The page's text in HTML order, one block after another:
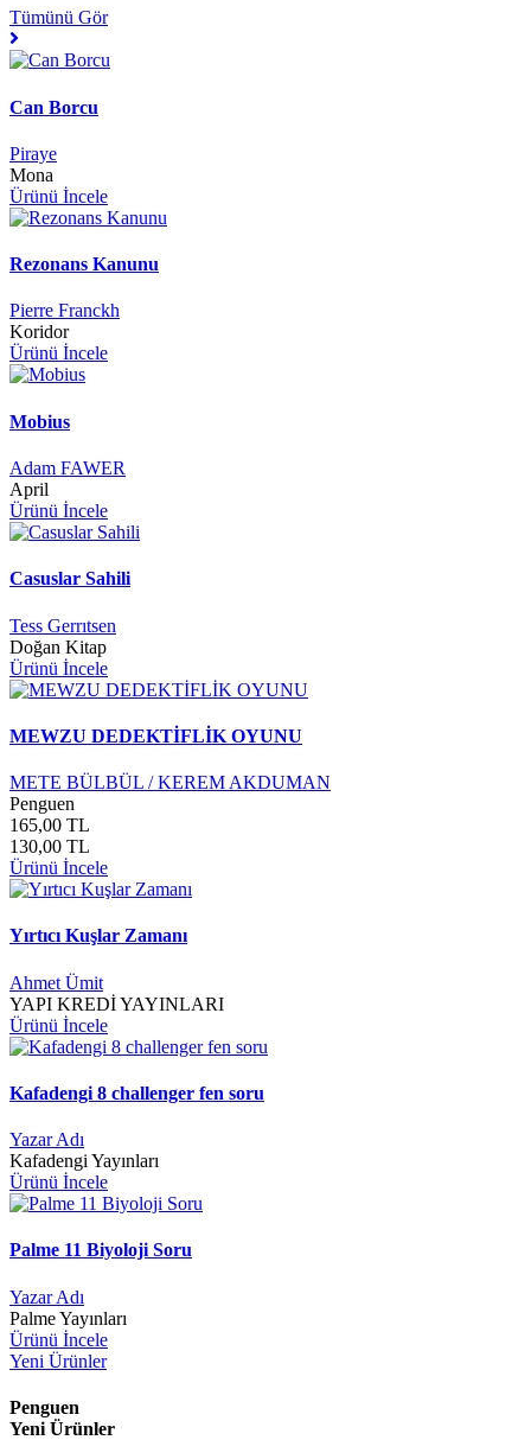
Tümünü Gör
Can Borcu
Piraye
Mona
Ürünü İncele
Rezonans Kanunu
Pierre Franckh
Koridor
Ürünü İncele
Mobius
Adam FAWER
April
Ürünü İncele
Casuslar Sahili
Tess Gerrıtsen
Doğan Kitap
Ürünü İncele
MEWZU DEDEKTİFLİK OYUNU
METE BÜLBÜL / KEREM AKDUMAN
Penguen
165,00 TL
130,00 TL
Ürünü İncele
Yırtıcı Kuşlar Zamanı
Ahmet Ümit
YAPI KREDİ YAYINLARI
Ürünü İncele
Kafadengi 8 challenger fen soru
Yazar Adı
Kafadengi Yayınları
Ürünü İncele
Palme 11 Biyoloji Soru
Yazar Adı
Palme Yayınları
Ürünü İncele
Yeni Ürünler
Penguen
Yeni Ürünler